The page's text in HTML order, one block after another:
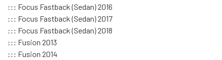
::: Focus Fastback (Sedan) 2016
::: Focus Fastback (Sedan) 2017
::: Focus Fastback (Sedan) 2018
::: Fusion 2013
::: Fusion 2014